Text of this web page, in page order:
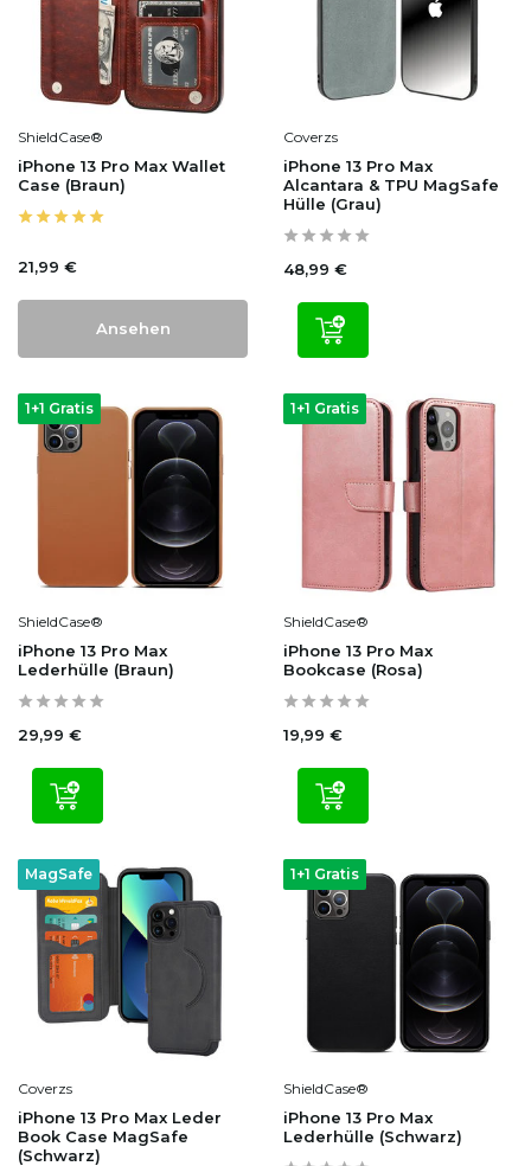
ShieldCase®
iPhone 13 Pro Max Wallet
Case (Braun)
21,99 €
Ansehen
Coverzs
iPhone 13 Pro Max
Alcantara & TPU MagSafe
Hülle (Grau)
48,99 €
1+1 Gratis
ShieldCase®
iPhone 13 Pro Max
Lederhülle (Braun)
29,99 €
1+1 Gratis
ShieldCase®
iPhone 13 Pro Max
Bookcase (Rosa)
19,99 €
MagSafe
Coverzs
iPhone 13 Pro Max Leder
Book Case MagSafe
(Schwarz)
1+1 Gratis
ShieldCase®
iPhone 13 Pro Max
Lederhülle (Schwarz)